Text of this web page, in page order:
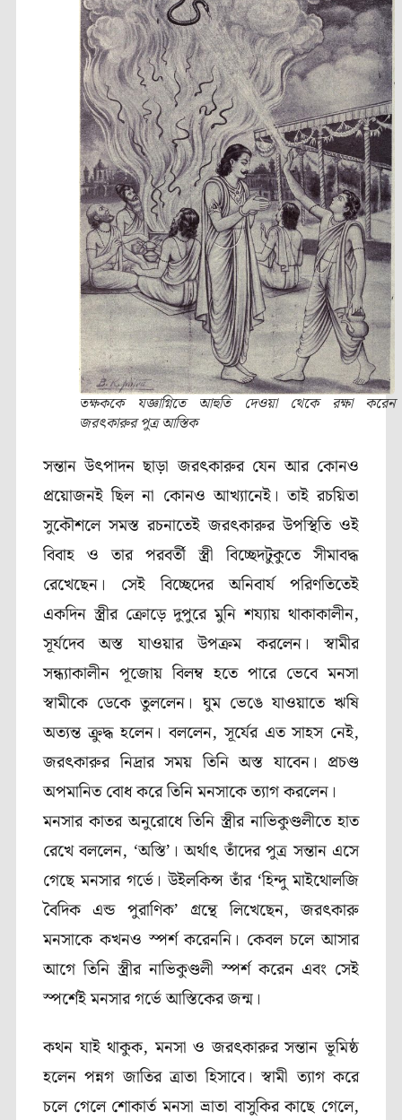
তক্ষককে যজ্ঞাগ্নিতে আহুতি দেওয়া থেকে রক্ষা করেন
জরৎকারুর পুত্র আস্তিক
সন্তান উৎপাদন ছাড়া জরৎকারুর যেন আর কোনও
প্রয়োজনই ছিল না কোনও আখ্যানেই। তাই রচয়িতা
সুকৌশলে সমস্ত রচনাতেই জরৎকারুর উপস্থিতি ওই
বিবাহ ও তার পরবর্তী স্ত্রী বিচ্ছেদটুকুতে সীমাবদ্ধ
রেখেছেন। সেই বিচ্ছেদের অনিবার্য পরিণতিতেই
একদিন স্ত্রীর ক্রোড়ে দুপুরে মুনি শয্যায় থাকাকালীন,
সূর্যদেব অস্ত যাওয়ার উপক্রম করলেন। স্বামীর
সন্ধ্যাকালীন পূজোয় বিলম্ব হতে পারে ভেবে মনসা
স্বামীকে ডেকে তুললেন। ঘুম ভেঙে যাওয়াতে ঋষি
অত্যন্ত ক্রুদ্ধ হলেন। বললেন, সূর্যের এত সাহস নেই,
জরৎকারুর নিদ্রার সময় তিনি অস্ত যাবেন। প্রচণ্ড
অপমানিত বোধ করে তিনি মনসাকে ত্যাগ করলেন।
মনসার কাতর অনুরোধে তিনি স্ত্রীর নাভিকুণ্ডলীতে হাত
রেখে বললেন, ‘অস্তি’। অর্থাৎ তাঁদের পুত্র সন্তান এসে
গেছে মনসার গর্ভে। উইলকিন্স তাঁর ‘হিন্দু মাইথোলজি
বৈদিক এন্ড পুরাণিক’ গ্রন্থে লিখেছেন, জরৎকারু
মনসাকে কখনও স্পর্শ করেননি। কেবল চলে আসার
আগে তিনি স্ত্রীর নাভিকুণ্ডলী স্পর্শ করেন এবং সেই
স্পর্শেই মনসার গর্ভে আস্তিকের জন্ম।
কথন যাই থাকুক, মনসা ও জরৎকারুর সন্তান ভূমিষ্ঠ
হলেন পন্নগ জাতির ত্রাতা হিসাবে। স্বামী ত্যাগ করে
চলে গেলে শোকার্ত মনসা ভ্রাতা বাসুকির কাছে গেলে,